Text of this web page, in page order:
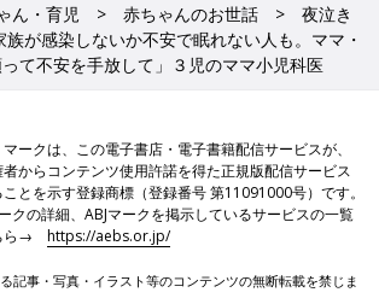
ん・育児 赤ちゃんのお世話
夜泣き
族が感染しないか不安で眠れない人も。ママ・
て不安を手放して」３児のママ小児科医
マークは、この電子書店・電子書籍配信サービスが、
からコンテンツ使用許諾を得た正規版配信サービス
とを示す登録商標（登録番号 第11091000号）です。
クの詳細、ABJマークを掲示しているサービスの一覧
ら→https://aebs.or.jp/
記事・写真・イラスト等のコンテンツの無断転載を禁じま